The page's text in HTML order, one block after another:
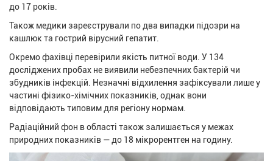
до 17 років.
Також медики зареєстрували по два випадки підозри на
кашлюк та гострий вірусний гепатит.
Окремо фахівці перевірили якість питної води. У 134
досліджених пробах не виявили небезпечних бактерій чи
збудників інфекцій. Незначні відхилення зафіксували лише у
частині фізико-хімічних показників, однак вони
відповідають типовим для регіону нормам.
Радіаційний фон в області також залишається у межах
природних показників — до 18 мікрорентген на годину.